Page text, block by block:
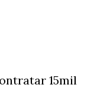
15mil